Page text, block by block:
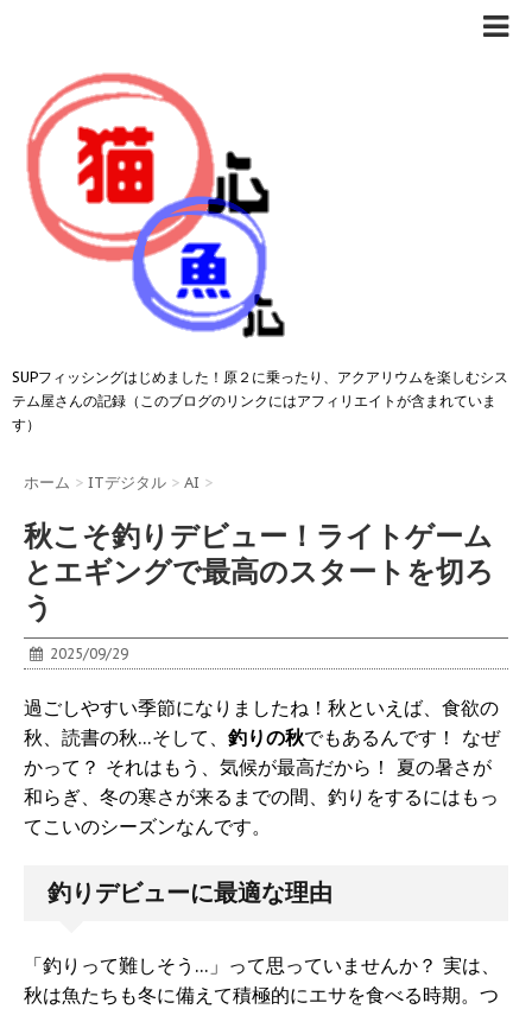
SUPフィッシングはじめました！原２に乗ったり、アクアリウムを楽しむシス
テム屋さんの記録（このブログのリンクにはアフィリエイトが含まれていま
す）
ホーム > ITデジタル > AI >
秋こそ釣りデビュー！ライトゲーム
とエギングで最高のスタートを切ろ
う
2025/09/29
過ごしやすい季節になりましたね！秋といえば、食欲の
秋、読書の秋…そして、 釣りの秋でもあるんです！ なぜ
かって？ それはもう、気候が最高だから！ 夏の暑さが
和らぎ、冬の寒さが来るまでの間、釣りをするにはもっ
てこいのシーズンなんです。
釣りデビューに最適な理由
「釣りって難しそう…」って思っていませんか？ 実は、
秋は魚たちも冬に備えて積極的にエサを食べる時期。つ